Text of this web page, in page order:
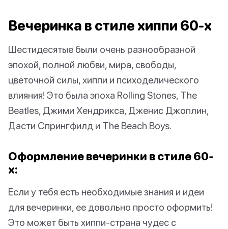
Вечеринка в стиле хиппи 60-х
Шестидесятые были очень разнообразной
эпохой, полной любви, мира, свободы,
цветочной силы, хиппи и психоделического
влияния! Это была эпоха Rolling Stones, The
Beatles, Джими Хендрикса, Дженис Джоплин,
Дасти Спрингфилд и The Beach Boys.
Оформление вечеринки в стиле 60-
х:
Если у тебя есть необходимые знания и идеи
для вечеринки, ее довольно просто оформить!
Это может быть хиппи-страна чудес с